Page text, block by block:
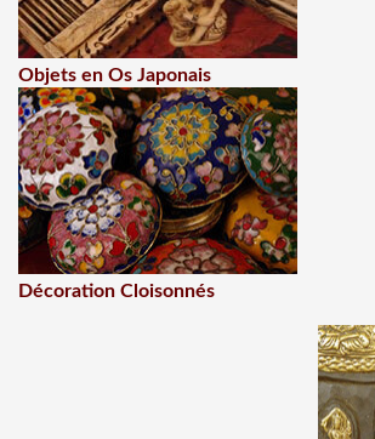
Objets en Os Japonais
Décoration Cloisonnés